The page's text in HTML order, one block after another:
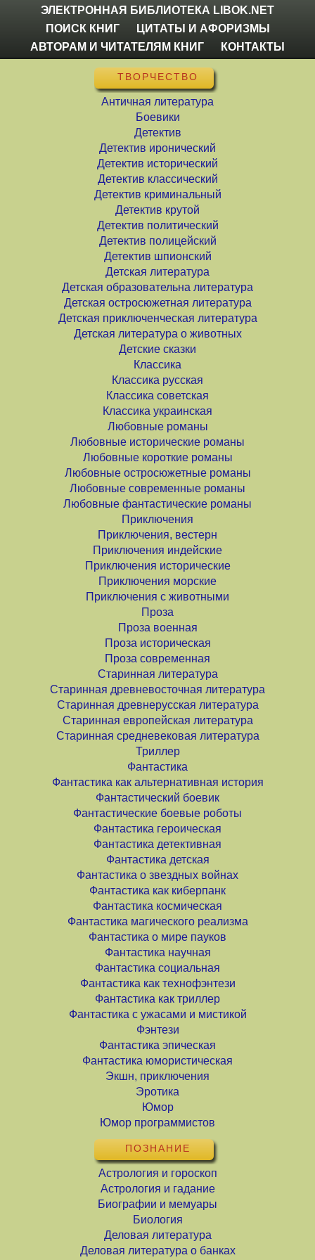
ЭЛЕКТРОННАЯ БИБЛИОТЕКА LIBOK.NET
ПОИСК КНИГ
ЦИТАТЫ И АФОРИЗМЫ
АВТОРАМ И ЧИТАТЕЛЯМ КНИГ
КОНТАКТЫ
ТВОРЧЕСТВО
Античная литература
Боевики
Детектив
Детектив иронический
Детектив исторический
Детектив классический
Детектив криминальный
Детектив крутой
Детектив политический
Детектив полицейский
Детектив шпионский
Детская литература
Детская образовательна литература
Детская остросюжетная литература
Детская приключенческая литература
Детская литература о животных
Детские сказки
Классика
Классика русская
Классика советская
Классика украинская
Любовные романы
Любовные исторические романы
Любовные короткие романы
Любовные остросюжетные романы
Любовные современные романы
Любовные фантастические романы
Приключения
Приключения, вестерн
Приключения индейские
Приключения исторические
Приключения морские
Приключения с животными
Проза
Проза военная
Проза историческая
Проза современная
Старинная литература
Старинная древневосточная литература
Старинная древнерусская литература
Старинная европейская литература
Старинная средневековая литература
Триллер
Фантастика
Фантастика как альтернативная история
Фантастический боевик
Фантастические боевые роботы
Фантастика героическая
Фантастика детективная
Фантастика детская
Фантастика о звездных войнах
Фантастика как киберпанк
Фантастика космическая
Фантастика магического реализма
Фантастика о мире пауков
Фантастика научная
Фантастика социальная
Фантастика как технофэнтези
Фантастика как триллер
Фантастика с ужасами и мистикой
Фэнтези
Фантастика эпическая
Фантастика юмористическая
Экшн, приключения
Эротика
Юмор
Юмор программистов
ПОЗНАНИЕ
Астрология и гороскоп
Астрология и гадание
Биографии и мемуары
Биология
Деловая литература
Деловая литература о банках